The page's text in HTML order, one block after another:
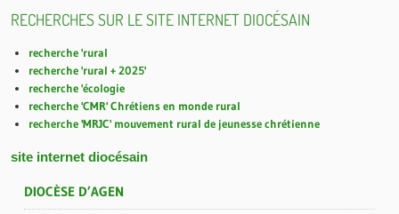
RECHERCHES SUR LE SITE INTERNET DIOCÉSAIN
recherche 'rural
recherche 'rural + 2025'
recherche 'écologie
recherche 'CMR' Chrétiens en monde rural
recherche 'MRJC' mouvement rural de jeunesse chrétienne
site internet diocésain
DIOCÈSE D’AGEN